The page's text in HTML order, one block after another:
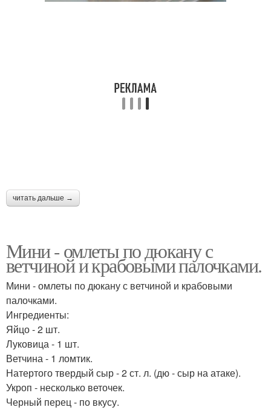
читать дальше →
Мини - омлеты по дюкану с
ветчиной и крабовыми палочками.
Мини - омлеты по дюкану с ветчиной и крабовыми
палочками.
Ингредиенты:
Яйцо - 2 шт.
Луковица - 1 шт.
Ветчина - 1 ломтик.
Натертого твердый сыр - 2 ст. л. (дю - сыр на атаке).
Укроп - несколько веточек.
Черный перец - по вкусу.